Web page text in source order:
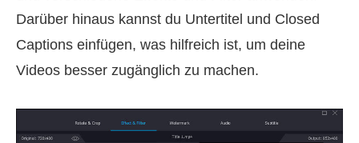
Darüber hinaus kannst du Untertitel und Closed
Captions einfügen, was hilfreich ist, um deine
Videos besser zugänglich zu machen.